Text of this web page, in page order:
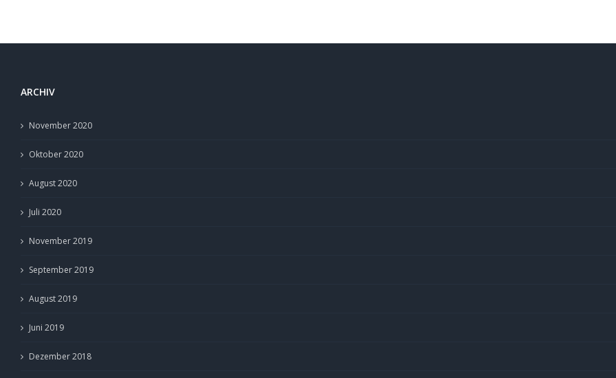
ARCHIV
November 2020
Oktober 2020
August 2020
Juli 2020
November 2019
September 2019
August 2019
Juni 2019
Dezember 2018